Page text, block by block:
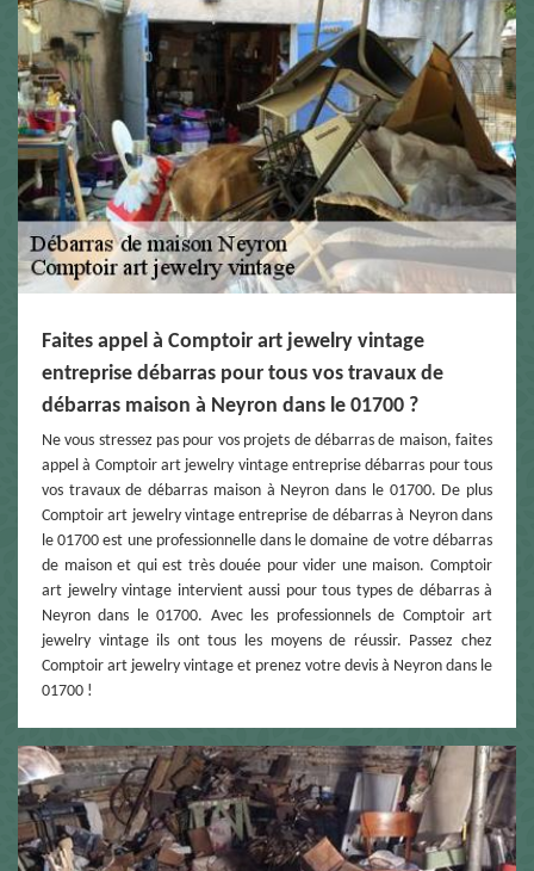
Faites appel à Comptoir art jewelry vintage
entreprise débarras pour tous vos travaux de
débarras maison à Neyron dans le 01700 ?
Ne vous stressez pas pour vos projets de débarras de maison, faites
appel à Comptoir art jewelry vintage entreprise débarras pour tous
vos travaux de débarras maison à Neyron dans le 01700. De plus
Comptoir art jewelry vintage entreprise de débarras à Neyron dans
le 01700 est une professionnelle dans le domaine de votre débarras
de maison et qui est très douée pour vider une maison. Comptoir
art jewelry vintage intervient aussi pour tous types de débarras à
Neyron dans le 01700. Avec les professionnels de Comptoir art
jewelry vintage ils ont tous les moyens de réussir. Passez chez
Comptoir art jewelry vintage et prenez votre devis à Neyron dans le
01700 !